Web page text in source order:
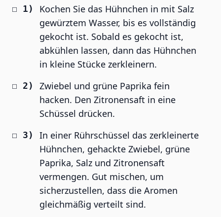
Kochen Sie das Hühnchen in mit Salz
gewürztem Wasser, bis es vollständig
gekocht ist. Sobald es gekocht ist,
abkühlen lassen, dann das Hühnchen
in kleine Stücke zerkleinern.
Zwiebel und grüne Paprika fein
hacken. Den Zitronensaft in eine
Schüssel drücken.
In einer Rührschüssel das zerkleinerte
Hühnchen, gehackte Zwiebel, grüne
Paprika, Salz und Zitronensaft
vermengen. Gut mischen, um
sicherzustellen, dass die Aromen
gleichmäßig verteilt sind.